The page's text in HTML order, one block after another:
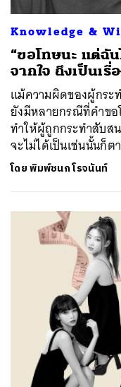
Knowledge &
“ขอโทษนะ แต่ฉั
จากใจ ถึงเป็นเ
แม้ความผิดของผู้กระ
ยังมีหลายกรณีที่คำขอ
ทำให้ผู้ถูกกระทำสับส
จะไม่ได้เป็นเช่นนั้นก็ต
โดยพิมพ์ชนก โรจนันท์